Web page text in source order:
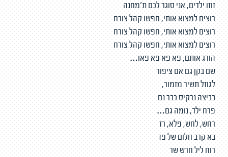
זוזו ילדים, אני סוגר לכם ת׳מחנה
רוצים למצוא אותי, חפשו קהל צורח
רוצים למצוא אותי, חפשו קהל צורח
רוצים למצוא אותי, חפשו קהל צורח
הורג אותם, פא פא פא פאו…
שם בקן גם אם ציפור
לגוזל תשיר מזמור,
בביצה נרקיס כבר נם
פרח ילד, נומה גם…
רחש, לחש, פלא, רז
בא קרב חלום של פז
רוח ליל חרש שר